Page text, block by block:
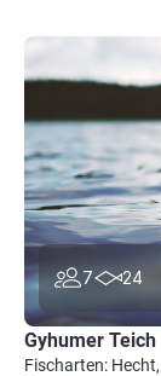
7 24
Gyhumer Teich
Fischarten: